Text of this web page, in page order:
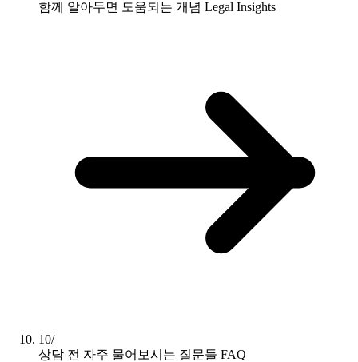
함께 알아두면 도움되는 개념 Legal Insights
10/
상담 전 자주 물어보시는 질문들 FAQ